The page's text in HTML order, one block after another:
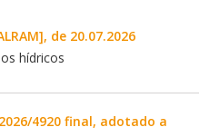
de 20.07.2026
hídricos
4920 final, adotado a